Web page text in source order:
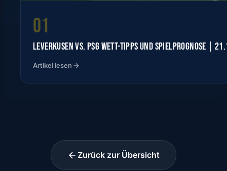
01
LEVERKUSEN VS. PSG WETT-TIPPS UND SPIELPROGNOSE |
Artikel lesen
Zurück zur Übersicht